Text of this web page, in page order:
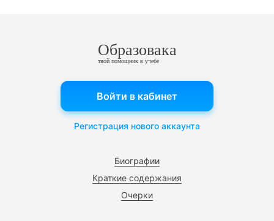
Образовака
твой помощник в учебе
Биографии
Краткие содержания
Очерки
Войти в кабинет
Регистрация нового аккаунта